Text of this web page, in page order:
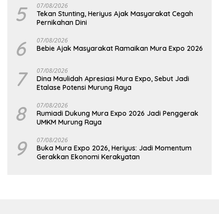
5 07/08/2026
Tekan Stunting, Heriyus Ajak Masyarakat Cegah
Pernikahan Dini
6 07/08/2026
Bebie Ajak Masyarakat Ramaikan Mura Expo 2026
7 07/08/2026
Dina Maulidah Apresiasi Mura Expo, Sebut Jadi
Etalase Potensi Murung Raya
8 07/08/2026
Rumiadi Dukung Mura Expo 2026 Jadi Penggerak
UMKM Murung Raya
9 07/08/2026
Buka Mura Expo 2026, Heriyus: Jadi Momentum
Gerakkan Ekonomi Kerakyatan